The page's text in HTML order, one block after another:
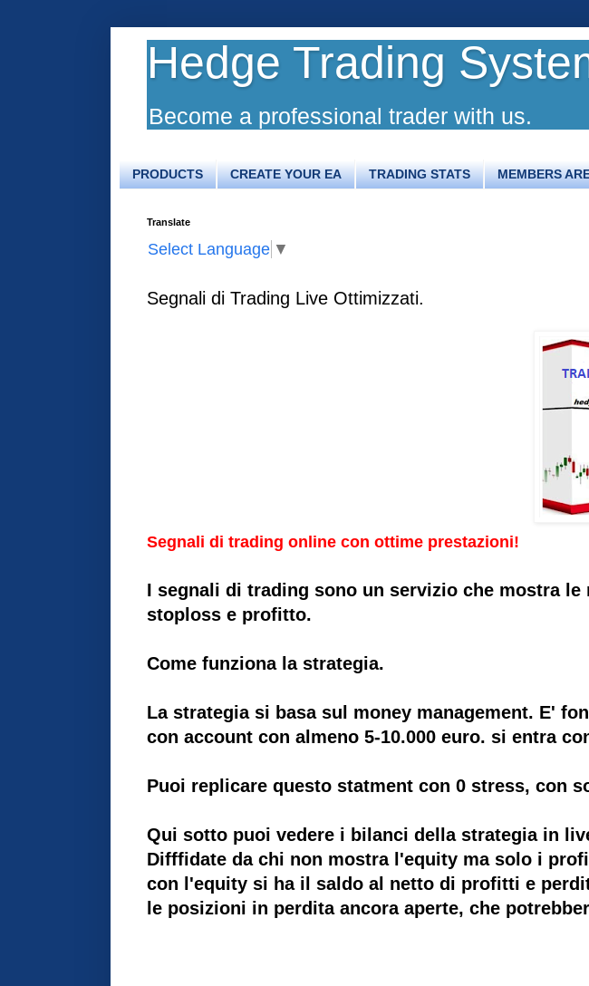
Hedge Trading
Become a professional trader with us.
PRODUCTS CREATE YOUR EA TRADING STATS MEMBERS
Translate
Select Language ▼
Segnali di Trading Live Ottimizzati.
Segnali di trading online con ottime prestazioni!
I segnali di trading sono un servizio che mostra
stoploss e profitto.
Come funziona la strategia.
La strategia si basa sul money management. E'
con account con almeno 5-10.000 euro. si entra
Puoi replicare questo statment con 0 stress, con
Qui sotto puoi vedere i bilanci della strategia in
Difffidate da chi non mostra l'equity ma solo i
con l'equity si ha il saldo al netto di profitti e
le posizioni in perdita ancora aperte, che